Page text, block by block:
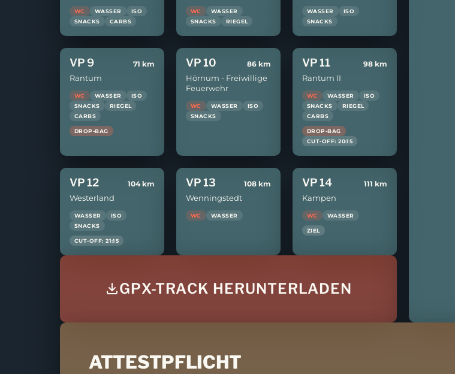
WC WASSER
ISO
SNACKS
CARBS
WC
WASSER
SNACKS
RIEGEL
WASSER
ISO
SNACKS
VP 9 71 km
Rantum
WC WASSER
ISO
SNACKS
RIEGEL
CARBS
DROP-BAG
VP 10 86 km
Hörnum - Freiwillige
Feuerwehr
WC WASSER
ISO
SNACKS
VP 11 98 km
Rantum II
WC WASSER
ISO
SNACKS
RIEGEL
CARBS
DROP-BAG
CUT-OFF: 20:15
VP 12 104 km
Westerland
WASSER
ISO
SNACKS
CUT-OFF: 21:15
VP 13 108 km
Wenningstedt
WC WASSER
VP 14 111 km
Kampen
WC WASSER
ZIEL
GPX-TRACK HERUNTERLADEN
ATTESTPFLICHT